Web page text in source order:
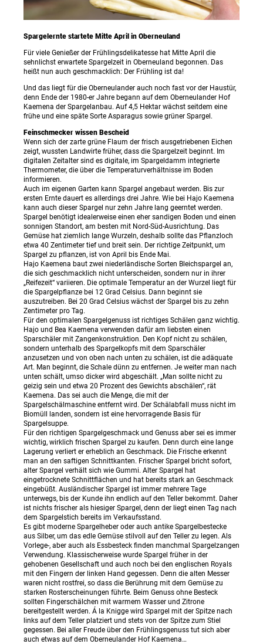
Spargelernte startete Mitte April in Oberneuland
Für viele Genießer der Frühlingsdelikatesse hat Mitte April die
sehnlichst erwartete Spargelzeit in Oberneuland begonnen. Das
heißt nun auch geschmacklich: Der Frühling ist da!
Und das liegt für die Oberneulander auch noch fast vor der Haustür,
denn Ende der 1980-er Jahre begann auf dem Oberneulander Hof
Kaemena der Spargelanbau. Auf 4,5 Hektar wächst seitdem eine
frühe und eine späte Sorte Asparagus sowie grüner Spargel.
Feinschmecker wissen Bescheid
Wenn sich der zarte grüne Flaum der frisch ausgetriebenen Eichen
zeigt, wussten Landwirte früher, dass die Spargelzeit beginnt. Im
digitalen Zeitalter sind es digitale, im Spargeldamm integrierte
Thermometer, die über die Temperaturverhältnisse im Boden
informieren.
Auch im eigenen Garten kann Spargel angebaut werden. Bis zur
ersten Ernte dauert es allerdings drei Jahre. Wie bei Hajo Kaemena
kann auch dieser Spargel nur zehn Jahre lang geerntet werden.
Spargel benötigt idealerweise einen eher sandigen Boden und einen
sonnigen Standort, am besten mit Nord-Süd-Ausrichtung. Das
Gemüse hat ziemlich lange Wurzeln, deshalb sollte das Pflanzloch
etwa 40 Zentimeter tief und breit sein. Der richtige Zeitpunkt, um
Spargel zu pflanzen, ist von April bis Ende Mai.
Hajo Kaemena baut zwei niederländische Sorten Bleichspargel an,
die sich geschmacklich nicht unterscheiden, sondern nur in ihrer
„Reifezeit“ variieren. Die optimale Temperatur an der Wurzel liegt für
die Spargelpflanze bei 12 Grad Celsius. Dann beginnt sie
auszutreiben. Bei 20 Grad Celsius wächst der Spargel bis zu zehn
Zentimeter pro Tag.
Für den optimalen Spargelgenuss ist richtiges Schälen ganz wichtig.
Hajo und Bea Kaemena verwenden dafür am liebsten einen
Sparschäler mit Zangenkonstruktion. Den Kopf nicht zu schälen,
sondern unterhalb des Spargelkopfs mit dem Sparschäler
anzusetzen und von oben nach unten zu schälen, ist die adäquate
Art. Man beginnt, die Schale dünn zu entfernen. Je weiter man nach
unten schält, umso dicker wird abgeschält. „Man sollte nicht zu
geizig sein und etwa 20 Prozent des Gewichts abschälen“, rät
Kaemena. Das sei auch die Menge, die mit der
Spargelschälmaschine entfernt wird. Der Schälabfall muss nicht im
Biomüll landen, sondern ist eine hervorragende Basis für
Spargelsuppe.
Für den richtigen Spargelgeschmack und Genuss aber sei es immer
wichtig, wirklich frischen Spargel zu kaufen. Denn durch eine lange
Lagerung verliert er erheblich an Geschmack. Die Frische erkennt
man an den saftigen Schnittkanten. Frischer Spargel bricht sofort,
alter Spargel verhält sich wie Gummi. Alter Spargel hat
eingetrocknete Schnittflächen und hat bereits stark an Geschmack
eingebüßt. Ausländischer Spargel ist immer mehrere Tage
unterwegs, bis der Kunde ihn endlich auf den Teller bekommt. Daher
ist nichts frischer als hiesiger Spargel, denn der liegt einen Tag nach
dem Spargelstich bereits im Verkaufsstand.
Es gibt moderne Spargelheber oder auch antike Spargelbestecke
aus Silber, um das edle Gemüse stilvoll auf den Teller zu legen. Als
Vorlege-, aber auch als Essbesteck finden manchmal Spargelzangen
Verwendung. Klassischerweise wurde Spargel früher in der
gehobenen Gesellschaft und auch noch bei den englischen Royals
mit den Fingern der linken Hand gegessen. Denn die alten Messer
waren nicht rostfrei, so dass die Berührung mit dem Gemüse zu
starken Rosterscheinungen führte. Beim Genuss ohne Besteck
sollten Fingerschälchen mit warmem Wasser und Zitrone
bereitgestellt werden. Á la Knigge wird Spargel mit der Spitze nach
links auf dem Teller platziert und stets von der Spitze zum Stiel
gegessen. Bei aller Freude über den Frühlingsgenuss tut sich aber
auch etwas auf dem Oberneulander Hof Kaemena…